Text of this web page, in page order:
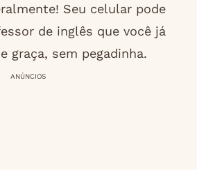
Seu celular pode
de inglês que você já
graça, sem pegadinha.
ANÚNCIOS